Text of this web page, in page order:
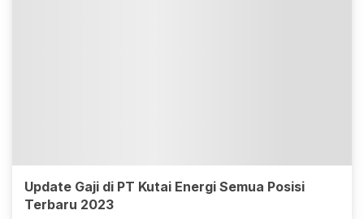
Update Gaji di PT Kutai Energi Semua Posisi
Terbaru 2023